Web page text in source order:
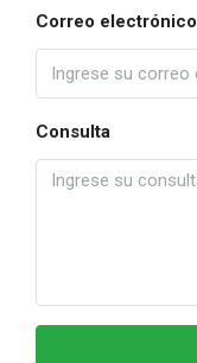
Correo electrónico
Consulta